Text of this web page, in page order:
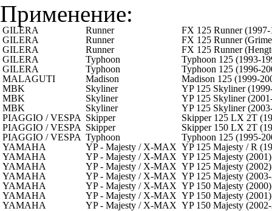
Применение:
GILERA Runner
FX 125 Runner (1997-
GILERA
Runner
FX 125 Runner
GILERA
Runner
FX 125 Runner
GILERA
Typhoon
Typhoon 125 (1993-
GILERA
Typhoon
Typhoon 125 (1996-
MALAGUTI
Madison
Madison 125 (1999-
MBK
Skyliner
YP 125 Skyliner
MBK
Skyliner
YP 125 Skyliner
MBK
Skyliner
YP 125 Skyliner
PIAGGIO / VESPA Skipper
Skipper 125 LX 2T
PIAGGIO / VESPA Skipper
Skipper 150 LX 2T
PIAGGIO / VESPA Typhoon
Typhoon 125 (1995-
YAMAHA
YP - Majesty / X-MAX YP 125 Majesty / R
YAMAHA
YP - Majesty / X-MAX YP 125 Majesty (2001)
YAMAHA
YP - Majesty / X-MAX YP 125 Majesty (2002)
YAMAHA
YP - Majesty / X-MAX YP 125 Majesty
YAMAHA
YP - Majesty / X-MAX YP 150 Majesty (2000)
YAMAHA
YP - Majesty / X-MAX YP 150 Majesty (2001)
YAMAHA
YP - Majesty / X-MAX YP 150 Majesty